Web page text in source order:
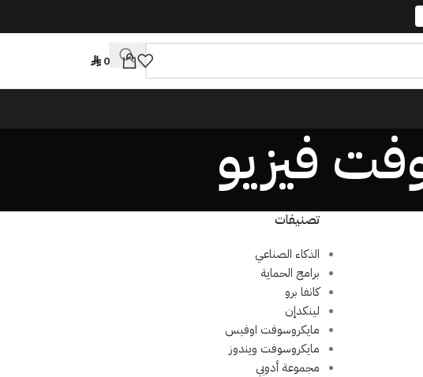
0
تصنيفات
الذكاء الصناعي
برامج الحماية
كانفا برو
لينكدإن
مايكروسوفت اوفيس
مايكروسوفت ويندوز
مجموعة أدوبي